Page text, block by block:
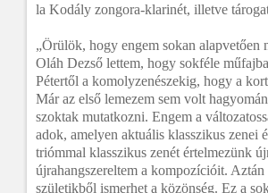
la Kodály zongora-klarinét, illetve
„Örülök, hogy engem sokan alapvetően
Oláh Dezső lettem, hogy sokféle
Pétertől a komolyzenészekig, hogy a
Már az első lemezem sem volt
szoktak mutatkozni. Engem a
adok, amelyen aktuális klasszikus zenei
triómmal klasszikus zenét értelmezünk
újrahangszereltem a kompozícióit.
születikből ismerhet a közönség. Ez a